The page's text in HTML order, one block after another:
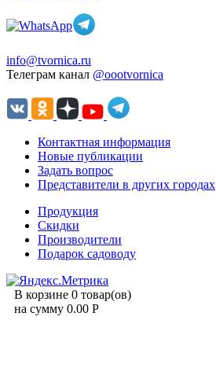
info@tvornica.ru
Телеграм канал @oootvornica
Контактная информация
Новые публикации
Задать вопрос
Представители в других городах
Продукция
Скидки
Производители
Подарок садоводу
В корзине 0 товар(ов)
на сумму 0.00 Р